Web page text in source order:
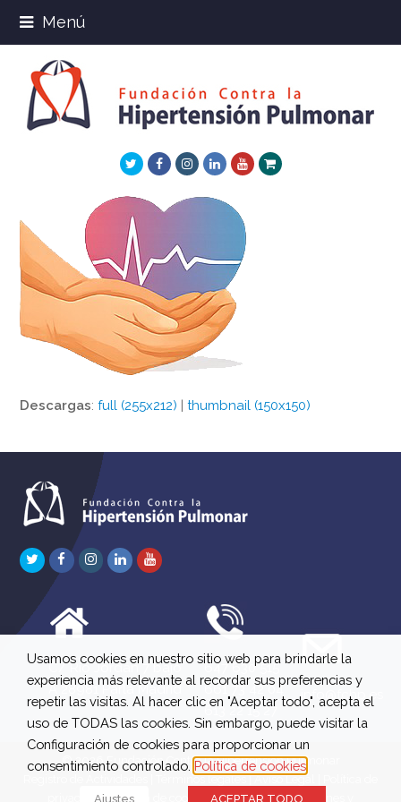
Menú
TwitterFacebookInstagram
LinkedInYoutube
Xing
Descargas:full (255x212) |thumbnail (150x150)
TwitterFacebook
Instagram
LinkedInYoutube
C/ Río Jordán 7 bajo
A 28981 Parla Madrid
647 630 515
661 73 42 04
613 22 15 27
info@fchp.es
© 2026 Fundación Contra la Hipertensión Pulmonar
Términos legales|Aviso Legal
privacidad|Política de cookies |Política de devoluciones y
Usamos cookies en nuestro sitio web para brindarle la
experiencia más relevante al recordar sus preferencias y
repetir las visitas. Al hacer clic en "Aceptar todo", acepta el
uso de TODAS las cookies. Sin embargo, puede visitar la
Configuración de cookies para proporcionar un
consentimiento controlado. Política de cookies
Ajustes ACEPTAR TODO